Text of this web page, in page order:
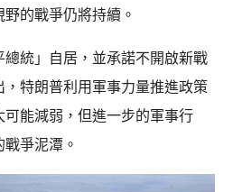
的戰爭仍將持續。
統」自居，並承諾不開啟新戰
特朗普利用軍事力量推進政策
可能減弱，但進一步的軍事行
爭泥潭。